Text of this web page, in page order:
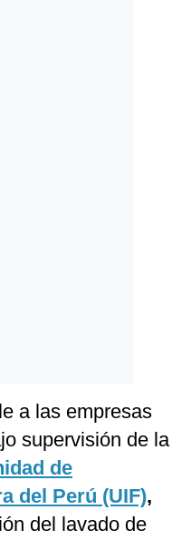
a las empresas
supervisión de la
de
del Perú (UIF),
del lavado de